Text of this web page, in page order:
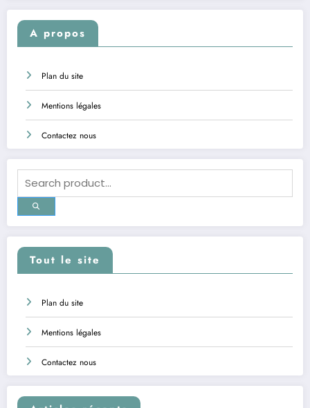
A propos
Plan du site
Mentions légales
Contactez nous
Tout le site
Plan du site
Mentions légales
Contactez nous